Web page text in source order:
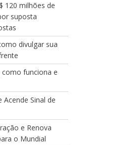
120 milhões de
suposta
divulgar sua
como funciona e
Acende Sinal de
e Renova
o Mundial